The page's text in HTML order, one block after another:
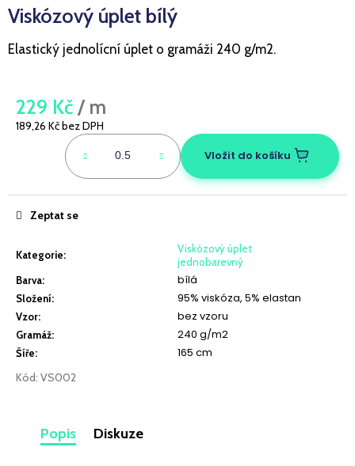
Viskózový úplet bílý
Elastický jednolícní úplet o gramáži 240 g/m2.
229 Kč / m
189,26 Kč bez DPH
Vložit do košíku
Kategorie:
Viskózový úplet
jednobarevný
Barva: bílá
Složení: 95% viskóza, 5% elastan
Vzor: bez vzoru
Gramáž: 240 g/m2
Šíře: 165 cm
Kód: VS002
Zeptat se
Popis Diskuze
a
j
í
?
HLEDAT
D
p
o
r
u
č
u